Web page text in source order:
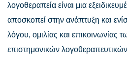
λογοθεραπεία είναι μια
αποσκοπεί στην ανάπτυξη και
λόγου, ομιλίας και επικοινωνίας
επιστημονικών